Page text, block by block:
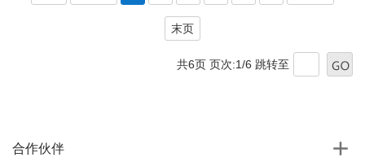
末页
共6页 页次:1/6 跳转至
合作伙伴